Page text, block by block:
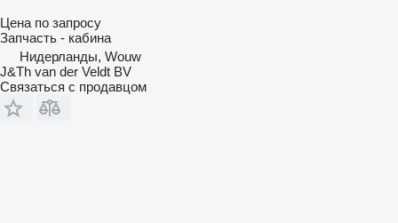
Цена по запросу
Запчасть - кабина
Нидерланды, Wouw
J&Th van der Veldt BV
Связаться с продавцом